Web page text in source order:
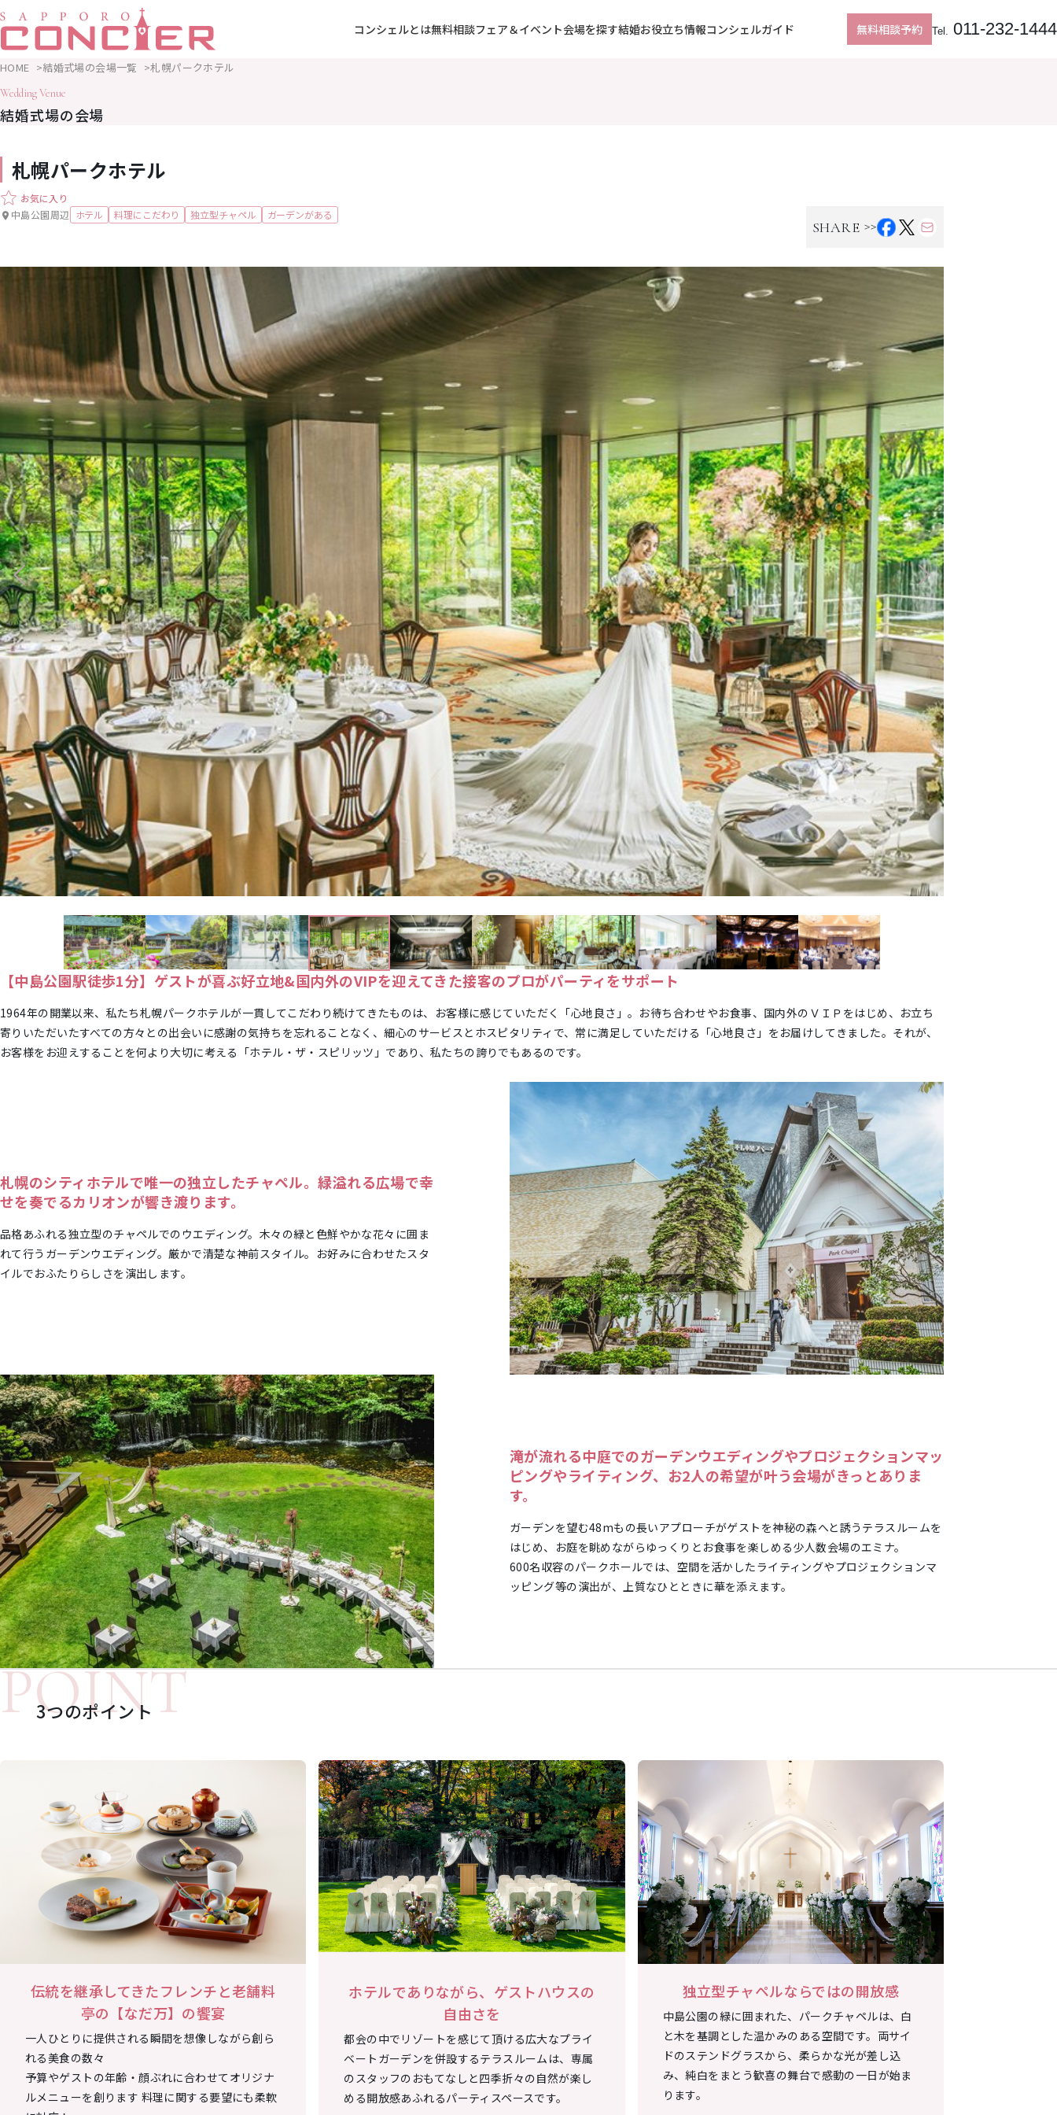
コンシェルとは無料相談フェア＆イベント会場を探す結婚お役立ち情報コンシェルガイド 無料相談予約 Tel. 011-232-1444
HOME 結婚式場の会場一覧 札幌パークホテル
Wedding Venue
結婚式場の会場
札幌パークホテル
お気に入り
中島公園周辺 ホテル 料理にこだわり 独立型チャペル ガーデンがある
SHARE >>
【中島公園駅徒歩1分】ゲストが喜ぶ好立地&国内外のVIPを迎えてきた接客のプロがパーティをサポート
1964年の開業以来、私たち札幌パークホテルが一貫してこだわり続けてきたものは、お客様に感じていただく「心地良さ」。お待ち合わせやお食事、国内外のＶＩＰをはじめ、お立ち
寄りいただいたすべての方々との出会いに感謝の気持ちを忘れることなく、細心のサービスとホスピタリティで、常に満足していただける「心地良さ」をお届けしてきました。それが、
お客様をお迎えすることを何より大切に考える「ホテル・ザ・スピリッツ」であり、私たちの誇りでもあるのです。
札幌のシティホテルで唯一の独立したチャペル。緑溢れる広場で幸
せを奏でるカリオンが響き渡ります。
品格あふれる独立型のチャペルでのウエディング。木々の緑と色鮮やかな花々に囲ま
れて行うガーデンウエディング。厳かで清楚な神前スタイル。お好みに合わせたスタ
イルでおふたりらしさを演出します。
滝が流れる中庭でのガーデンウエディングやプロジェクションマッ
ピングやライティング、お2人の希望が叶う会場がきっとありま
す。
ガーデンを望む48mもの長いアプローチがゲストを神秘の森へと誘うテラスルームを
はじめ、お庭を眺めながらゆっくりとお食事を楽しめる少人数会場のエミナ。
600名収容のパークホールでは、空間を活かしたライティングやプロジェクションマ
ッピング等の演出が、上質なひとときに華を添えます。
POINT
3つのポイント
伝統を継承してきたフレンチと老舗料
亭の【なだ万】の饗宴
一人ひとりに提供される瞬間を想像しながら創ら
れる美食の数々
予算やゲストの年齢・顔ぶれに合わせてオリジナ
ルメニューを創ります 料理に関する要望にも柔軟
ホテルでありながら、ゲストハウスの
自由さを
都会の中でリゾートを感じて頂ける広大なプライ
ベートガーデンを併設するテラスルームは、専属
のスタッフのおもてなしと四季折々の自然が楽し
める開放感あふれるパーティスペースです。
独立型チャペルならではの開放感
中島公園の緑に囲まれた、パークチャペルは、白
と木を基調とした温かみのある空間です。両サイ
ドのステンドグラスから、柔らかな光が差し込
み、純白をまとう歓喜の舞台で感動の一日が始ま
ります。